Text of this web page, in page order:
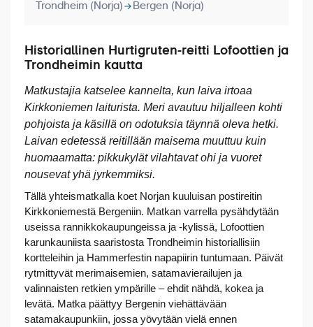
Trondheim (Norja)
Bergen (Norja)
Historiallinen Hurtigruten-reitti Lofoottien ja
Trondheimin kautta
Matkustajia katselee kannelta, kun laiva irtoaa
Kirkkoniemen laiturista. Meri avautuu hiljalleen kohti
pohjoista ja käsillä on odotuksia täynnä oleva hetki.
Laivan edetessä reitillään maisema muuttuu kuin
huomaamatta: pikkukylät vilahtavat ohi ja vuoret
nousevat yhä jyrkemmiksi.
Tällä yhteismatkalla koet Norjan kuuluisan postireitin
Kirkkoniemestä Bergeniin. Matkan varrella pysähdytään
useissa rannikkokaupungeissa ja -kylissä, Lofoottien
karunkauniista saaristosta Trondheimin historiallisiin
kortteleihin ja Hammerfestin napapiirin tuntumaan. Päivät
rytmittyvät merimaisemien, satamavierailujen ja
valinnaisten retkien ympärille – ehdit nähdä, kokea ja
levätä. Matka päättyy Bergenin viehättävään
satamakaupunkiin, jossa yövytään vielä ennen